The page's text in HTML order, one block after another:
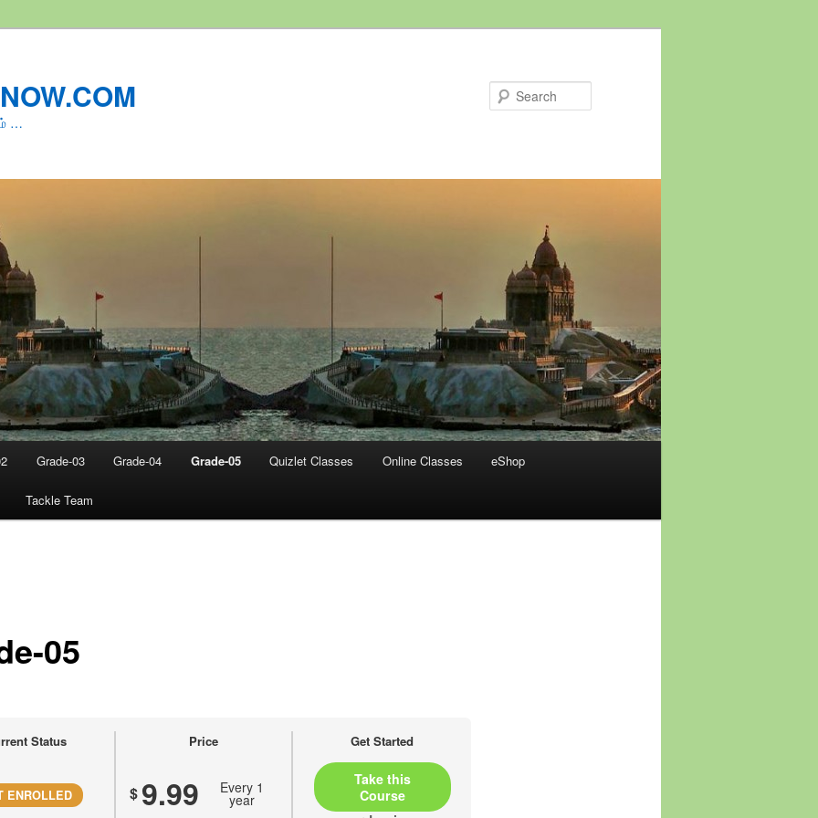
…
Grade-03 Grade-04 Grade-05 Quizlet Classes Online Classes eShop
Tackle Team
05
Status
ENROLLED
Price
$ 9.99 Every 1
year
Get Started